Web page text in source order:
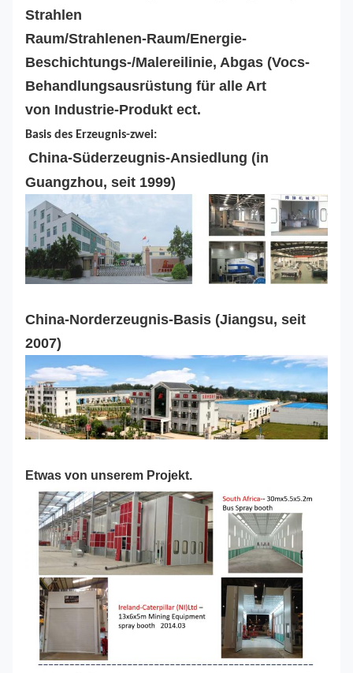
Strahlen
Raum/Strahlenen-Raum/Energie-
Beschichtungs-/Malereilinie, Abgas (Vocs-
Behandlungsausrüstung für alle Art
von Industrie-Produkt ect.
Basis des Erzeugnis-zwei:
China-Süderzeugnis-Ansiedlung (in
Guangzhou, seit 1999)
China-Norderzeugnis-Basis (Jiangsu, seit
2007)
Etwas von unserem Projekt.